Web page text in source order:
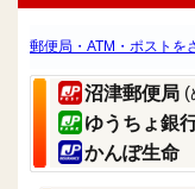
郵便局・ATM・ポストを
沼津郵便局 (
ゆうちょ銀
かんぽ生命